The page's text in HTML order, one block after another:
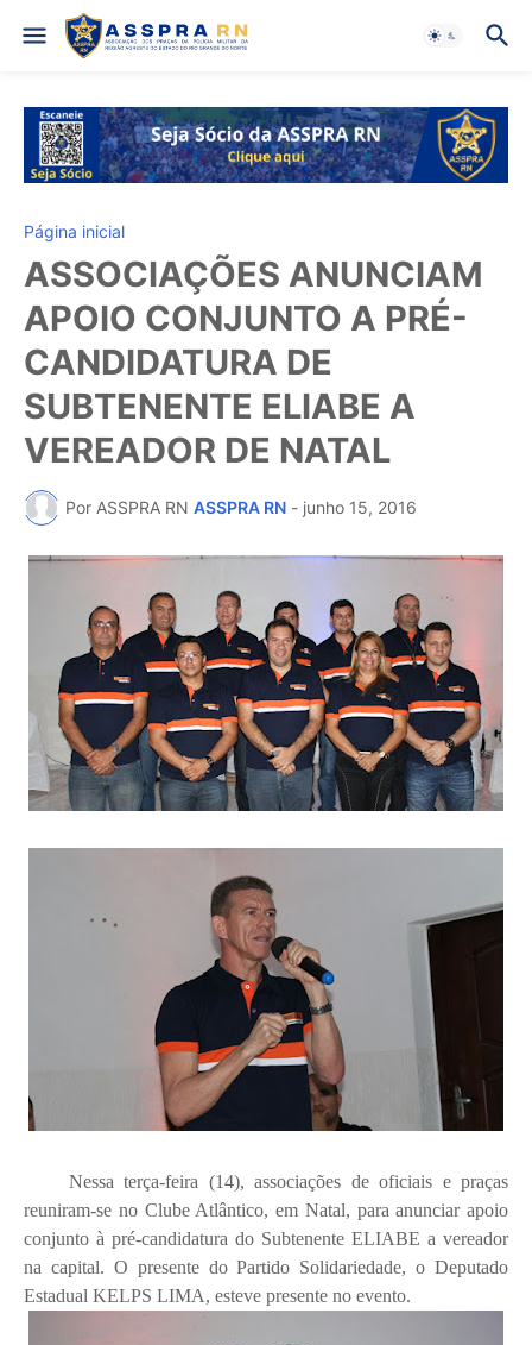
Página inicial
ASSOCIAÇÕES ANUNCIAM
APOIO CONJUNTO A PRÉ-
CANDIDATURA DE
SUBTENENTE ELIABE A
VEREADOR DE NATAL
Por ASSPRA RN ASSPRA RN - junho 15, 2016
Nessa terça-feira (14), associações de oficiais e praças
reuniram-se no Clube Atlântico, em Natal, para anunciar apoio
conjunto à pré-candidatura do Subtenente ELIABE a vereador
na capital. O presente do Partido Solidariedade, o Deputado
Estadual KELPS LIMA, esteve presente no evento.